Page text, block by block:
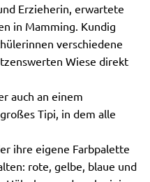
Erzieherin, erwartete
in Mamming. Kundig
verschiedene
Wiese direkt
auch an einem
Tipi, in dem alle
ihre eigene Farbpalette
rote, gelbe, blaue und